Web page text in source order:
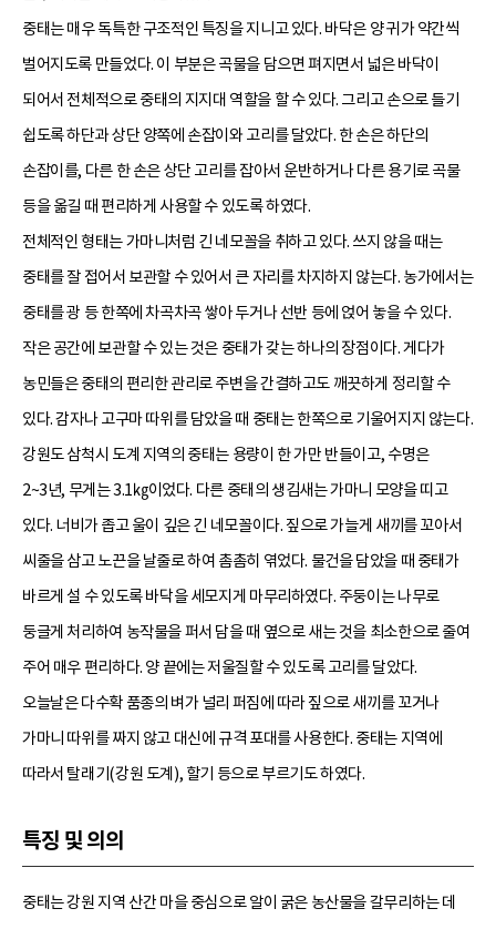
중태는 매우 독특한 구조적인 특징을 지니고 있다. 바닥은 양 귀가 약간씩
벌어지도록 만들었다. 이 부분은 곡물을 담으면 펴지면서 넓은 바닥이
되어서 전체적으로 중태의 지지대 역할을 할 수 있다. 그리고 손으로 들기
쉽도록 하단과 상단 양쪽에 손잡이와 고리를 달았다. 한 손은 하단의
손잡이를, 다른 한 손은 상단 고리를 잡아서 운반하거나 다른 용기로 곡물
등을 옮길 때 편리하게 사용할 수 있도록 하였다.
전체적인 형태는 가마니처럼 긴 네모꼴을 취하고 있다. 쓰지 않을 때는
중태를 잘 접어서 보관할 수 있어서 큰 자리를 차지하지 않는다. 농가에서는
중태를 광 등 한쪽에 차곡차곡 쌓아 두거나 선반 등에 얹어 놓을 수 있다.
작은 공간에 보관할 수 있는 것은 중태가 갖는 하나의 장점이다. 게다가
농민들은 중태의 편리한 관리로 주변을 간결하고도 깨끗하게 정리할 수
있다. 감자나 고구마 따위를 담았을 때 중태는 한쪽으로 기울어지지 않는다.
강원도 삼척시 도계 지역의 중태는 용량이 한 가만 반들이고, 수명은
2~3년, 무게는 3.1㎏이었다. 다른 중태의 생김새는 가마니 모양을 띠고
있다. 너비가 좁고 울이 깊은 긴 네모꼴이다. 짚으로 가늘게 새끼를 꼬아서
씨줄을 삼고 노끈을 날줄로 하여 촘촘히 엮었다. 물건을 담았을 때 중태가
바르게 설 수 있도록 바닥을 세모지게 마무리하였다. 주둥이는 나무로
둥글게 처리하여 농작물을 퍼서 담을 때 옆으로 새는 것을 최소한으로 줄여
주어 매우 편리하다. 양 끝에는 저울질할 수 있도록 고리를 달았다.
오늘날은 다수확 품종의 벼가 널리 퍼짐에 따라 짚으로 새끼를 꼬거나
가마니 따위를 짜지 않고 대신에 규격 포대를 사용한다. 중태는 지역에
따라서 탈래기(강원 도계), 할기 등으로 부르기도 하였다.
특징 및 의의
중태는 강원 지역 산간 마을 중심으로 알이 굵은 농산물을 갈무리하는 데